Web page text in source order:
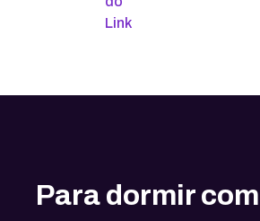
Para dormir com